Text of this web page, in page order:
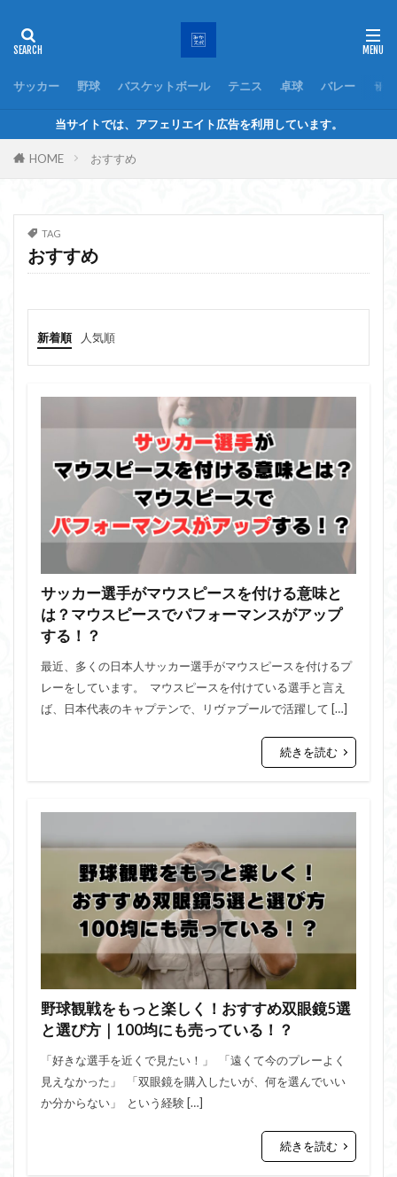
サッカー 野球 バスケットボール テニス 卓球 バレー ラ
当サイトでは、アフェリエイト広告を利用しています。
HOME おすすめ
TAG
おすすめ
新着順 人気順
サッカー選手がマウスピースを付ける意味と
は？マウスピースでパフォーマンスがアップ
する！？
最近、多くの日本人サッカー選手がマウスピースを付けるプ
レーをしています。 マウスピースを付けている選手と言え
ば、日本代表のキャプテンで、リヴァプールで活躍して […]
続きを読む
野球観戦をもっと楽しく！おすすめ双眼鏡5選
と選び方｜100均にも売っている！？
「好きな選手を近くで見たい！」 「遠くて今のプレーよく
見えなかった」 「双眼鏡を購入したいが、何を選んでいい
か分からない」 という経験 […]
続きを読む